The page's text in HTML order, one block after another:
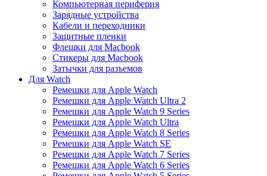
Компьютерная периферия
Зарядные устройства
Кабели и переходники
Защитные пленки
Флешки для Macbook
Стикеры для Macbook
Затычки для разъемов
Для Watch
Ремешки для Apple Watch
Ремешки для Apple Watch Ultra 2
Ремешки для Apple Watch 9 Series
Ремешки для Apple Watch Ultra
Ремешки для Apple Watch 8 Series
Ремешки для Apple Watch SE
Ремешки для Apple Watch 7 Series
Ремешки для Apple Watch 6 Series